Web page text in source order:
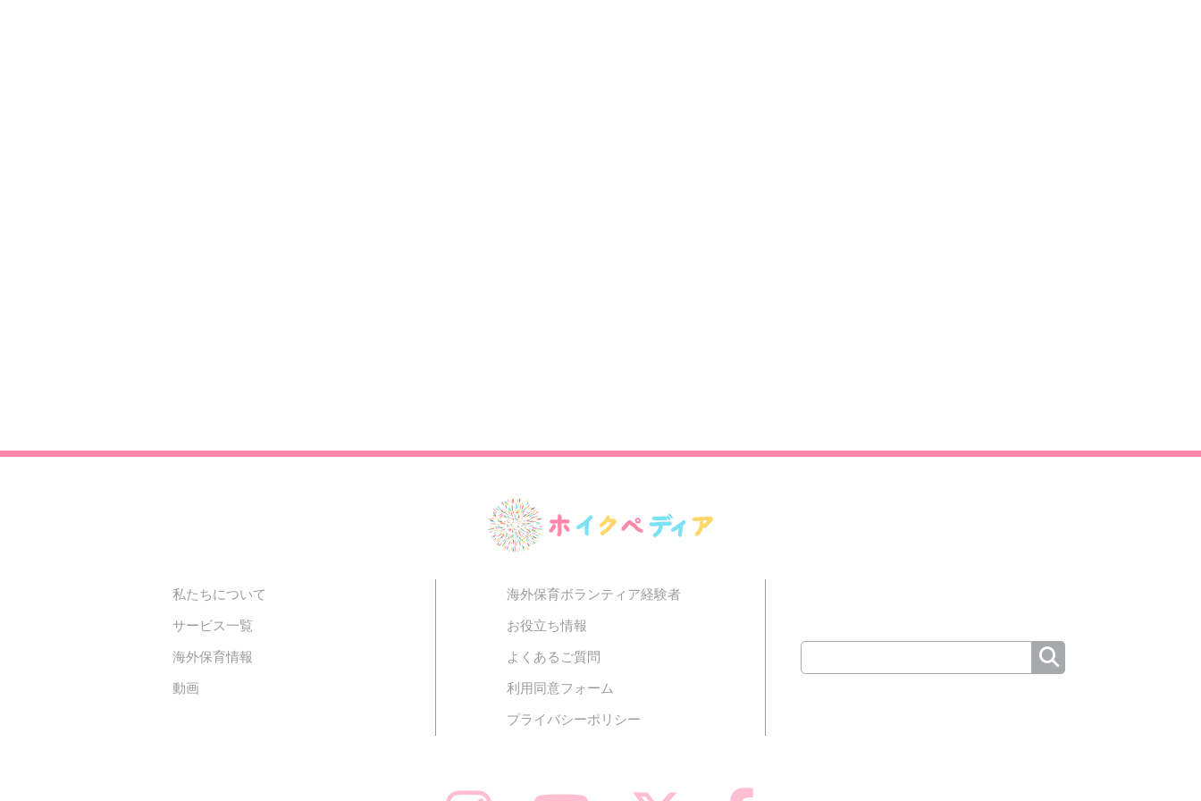
私たちについて
サービス一覧
海外保育情報
動画
海外保育ボランティア経験者
お役立ち情報
よくあるご質問
利用同意フォーム
プライバシーポリシー